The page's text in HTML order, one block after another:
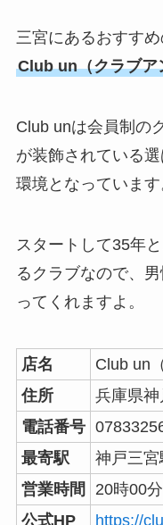
三宮にあるおすすめ
Club un（クラブア
Club unは会員制の
が装飾されている
環境となっています
スタートして35年
るクラブなので、
ってくれますよ。
店名
Club un
住所
兵庫県
電話番号
最寄駅
神戸三
営業時間
20時00
公式HP
https://